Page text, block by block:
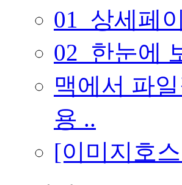
01_상세페
02_한눈에
맥에서 파
용 ..
[이미지호